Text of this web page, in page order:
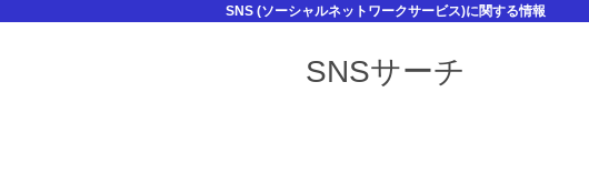
SNS (ソーシャルネットワークサービス)に関する情報
SNSサーチ